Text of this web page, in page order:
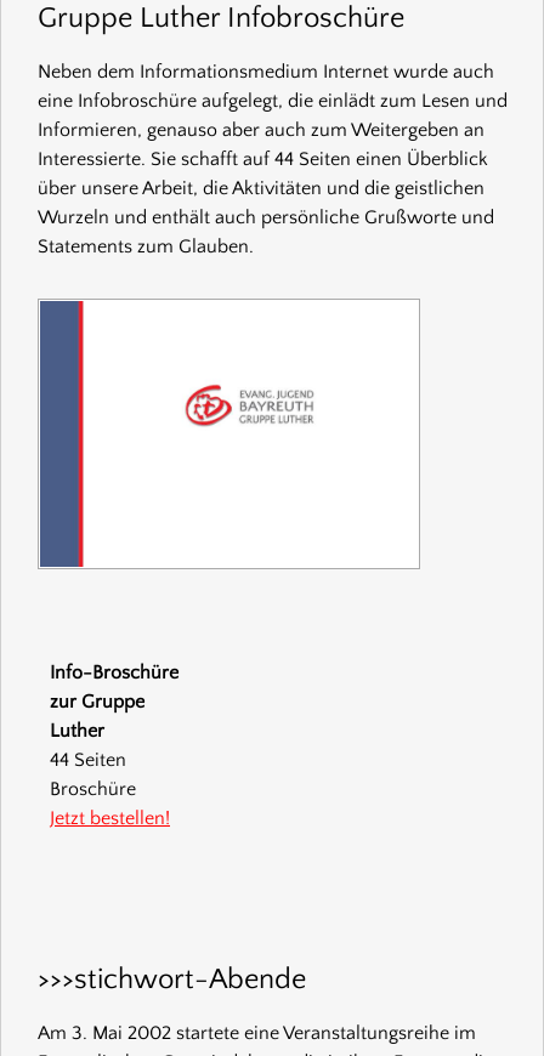
Gruppe Luther Infobroschüre
Neben dem Informationsmedium Internet wurde auch
eine Infobroschüre aufgelegt, die einlädt zum Lesen und
Informieren, genauso aber auch zum Weitergeben an
Interessierte. Sie schafft auf 44 Seiten einen Überblick
über unsere Arbeit, die Aktivitäten und die geistlichen
Wurzeln und enthält auch persönliche Grußworte und
Statements zum Glauben.
Info-Broschüre
zur Gruppe
Luther
44 Seiten
Broschüre
Jetzt bestellen!
>>>stichwort-Abende
Am 3. Mai 2002 startete eine Veranstaltungsreihe im